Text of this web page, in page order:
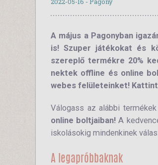
A május a Pagonyban
is! Szuper játékokat és
szereplő termékre 20%
nektek offline és online
webes felületeinket!
Válogass az alábbi
online boltjaiban! A
iskolásokig mindenkinek
A legapróbbaknak